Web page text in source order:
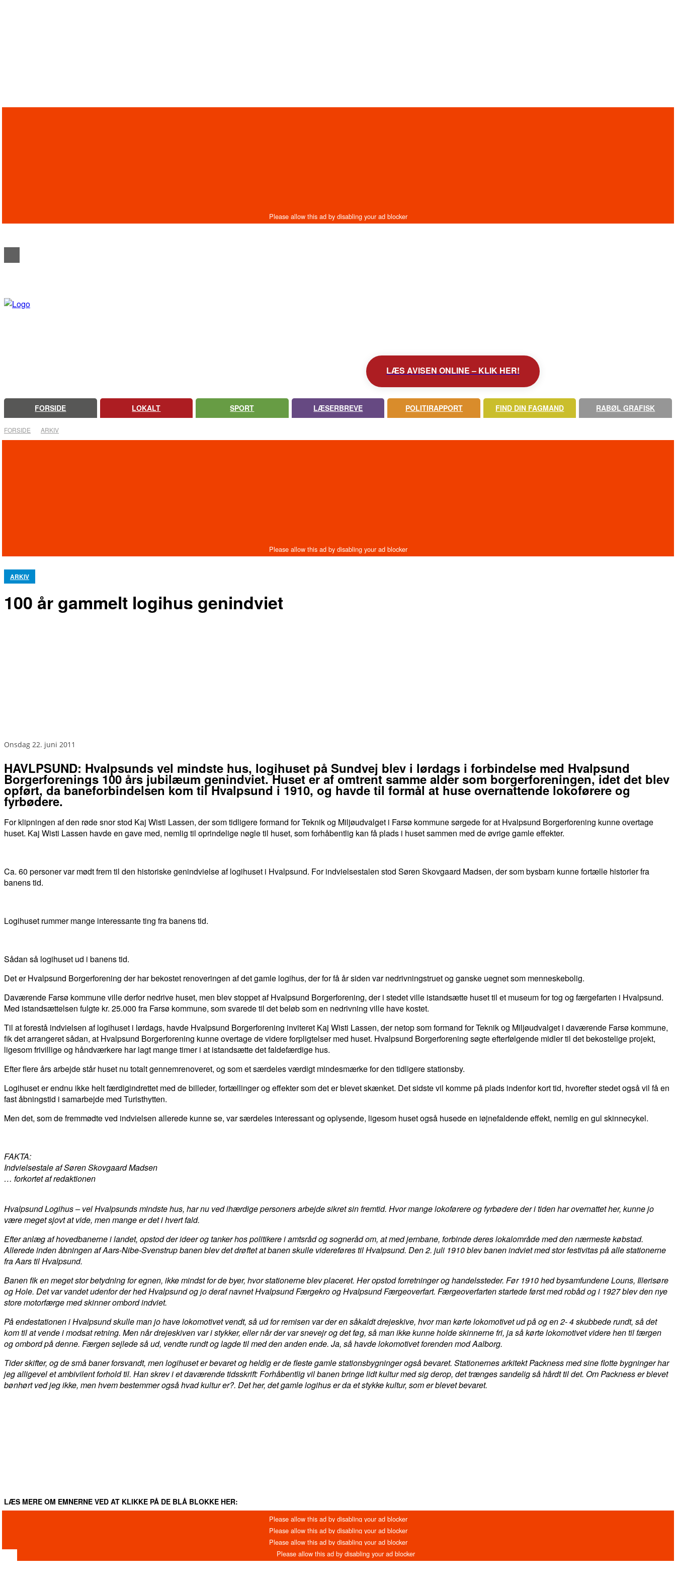
LÆS AVISEN ONLINE – KLIK HER!
FORSIDE LOKALT SPORT LÆSERBREVE POLITIRAPPORT FIND DIN FAGMAND RABØL GRAFISK
FORSIDE ARKIV
ARKIV
100 år gammelt logihus genindviet
onsdag 22. juni 2011
HAVLPSUND: Hvalpsunds vel mindste hus, logihuset på Sundvej blev i lørdags i forbindelse med Hvalpsund
Borgerforenings 100 års jubilæum genindviet. Huset er af omtrent samme alder som borgerforeningen, idet det blev
opført, da baneforbindelsen kom til Hvalpsund i 1910, og havde til formål at huse overnattende lokoførere og
fyrbødere.
For klipningen af den røde snor stod Kaj Wisti Lassen, der som tidligere formand for Teknik og Miljøudvalget i Farsø kommune sørgede for at Hvalpsund Borgerforening kunne overtage
huset. Kaj Wisti Lassen havde en gave med, nemlig til oprindelige nøgle til huset, som forhåbentlig kan få plads i huset sammen med de øvrige gamle effekter.
Ca. 60 personer var mødt frem til den historiske genindvielse af logihuset i Hvalpsund. For indvielsestalen stod Søren Skovgaard Madsen, der som bysbarn kunne fortælle historier fra
banens tid.
Logihuset rummer mange interessante ting fra banens tid.
Sådan så logihuset ud i banens tid.
Det er Hvalpsund Borgerforening der har bekostet renoveringen af det gamle logihus, der for få år siden var nedrivningstruet og ganske uegnet som menneskebolig.
Daværende Farsø kommune ville derfor nedrive huset, men blev stoppet af Hvalpsund Borgerforening, der i stedet ville istandsætte huset til et museum for tog og færgefarten i Hvalpsund.
Med istandsættelsen fulgte kr. 25.000 fra Farsø kommune, som svarede til det beløb som en nedrivning ville have kostet.
Til at forestå indvielsen af logihuset i lørdags, havde Hvalpsund Borgerforening inviteret Kaj Wisti Lassen, der netop som formand for Teknik og Miljøudvalget i daværende Farsø kommune,
fik det arrangeret sådan, at Hvalpsund Borgerforening kunne overtage de videre forpligtelser med huset. Hvalpsund Borgerforening søgte efterfølgende midler til det bekostelige projekt,
ligesom frivillige og håndværkere har lagt mange timer i at istandsætte det faldefærdige hus.
Efter flere års arbejde står huset nu totalt gennemrenoveret, og som et særdeles værdigt mindesmærke for den tidligere stationsby.
Logihuset er endnu ikke helt færdigindrettet med de billeder, fortællinger og effekter som det er blevet skænket. Det sidste vil komme på plads indenfor kort tid, hvorefter stedet også vil få en
fast åbningstid i samarbejde med Turisthytten.
Men det, som de fremmødte ved indvielsen allerede kunne se, var særdeles interessant og oplysende, ligesom huset også husede en iøjnefaldende effekt, nemlig en gul skinnecykel.
FAKTA:
Indvielsestale af Søren Skovgaard Madsen
… forkortet af redaktionen
Hvalpsund Logihus – vel Hvalpsunds mindste hus, har nu ved ihærdige personers arbejde sikret sin fremtid. Hvor mange lokoførere og fyrbødere der i tiden har overnattet her, kunne jo
være meget sjovt at vide, men mange er det i hvert fald.
Efter anlæg af hovedbanerne i landet, opstod der ideer og tanker hos politikere i amtsråd og sogneråd om, at med jernbane, forbinde deres lokalområde med den nærmeste købstad.
Allerede inden åbningen af Aars-Nibe-Svenstrup banen blev det drøftet at banen skulle videreføres til Hvalpsund. Den 2. juli 1910 blev banen indviet med stor festivitas på alle stationerne
fra Aars til Hvalpsund.
Banen fik en meget stor betydning for egnen, ikke mindst for de byer, hvor stationerne blev placeret. Her opstod forretninger og handelssteder. Før 1910 hed bysamfundene Louns, Illerisøre
og Hole. Det var vandet udenfor der hed Hvalpsund og jo deraf navnet Hvalpsund Færgekro og Hvalpsund Færgeoverfart. Færgeoverfarten startede først med robåd og i 1927 blev den nye
store motorfærge med skinner ombord indviet.
På endestationen i Hvalpsund skulle man jo have lokomotivet vendt, så ud for remisen var der en såkaldt drejeskive, hvor man kørte lokomotivet ud på og en 2- 4 skubbede rundt, så det
kom til at vende i modsat retning. Men når drejeskiven var i stykker, eller når der var snevejr og det føg, så man ikke kunne holde skinnerne fri, ja så kørte lokomotivet videre hen til færgen
og ombord på denne. Færgen sejlede så ud, vendte rundt og lagde til med den anden ende. Ja, så havde lokomotivet forenden mod Aalborg.
Tider skifter, og de små baner forsvandt, men logihuset er bevaret og heldig er de fleste gamle stationsbygninger også bevaret. Stationernes arkitekt Packness med sine flotte bygninger har
jeg alligevel et ambivilent forhold til. Han skrev i et daværende tidsskrift: Forhåbentlig vil banen bringe lidt kultur med sig derop, det trænges sandelig så hårdt til det. Om Packness er blevet
bønhørt ved jeg ikke, men hvem bestemmer også hvad kultur er?. Det her, det gamle logihus er da et stykke kultur, som er blevet bevaret.
LÆS MERE OM EMNERNE VED AT KLIKKE PÅ DE BLÅ BLOKKE HER: